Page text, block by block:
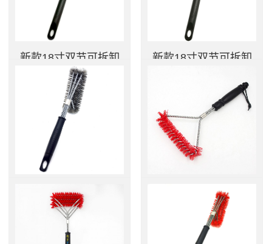
新款18寸双节可拆卸
手柄弹簧五号铲烧烤
炉清洁刷
查看更多
新款18寸双节可拆卸
查看更多
新款15寸三头不锈钢
钢丝烧烤清洁刷
12寸红色单头烧烤炉
清洁刷